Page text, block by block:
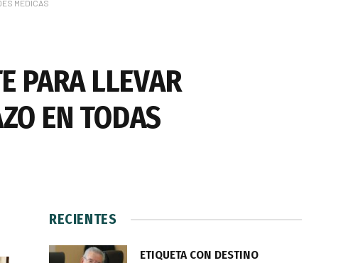
MÉDICAS
PARA LLEVAR
EN TODAS
RECIENTES
ETIQUETA CON DESTINO